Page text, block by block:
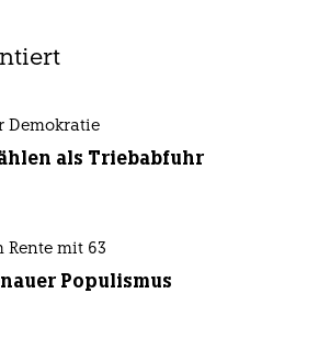
Demokratie
als Triebabfuhr
Rente mit 63
Populismus